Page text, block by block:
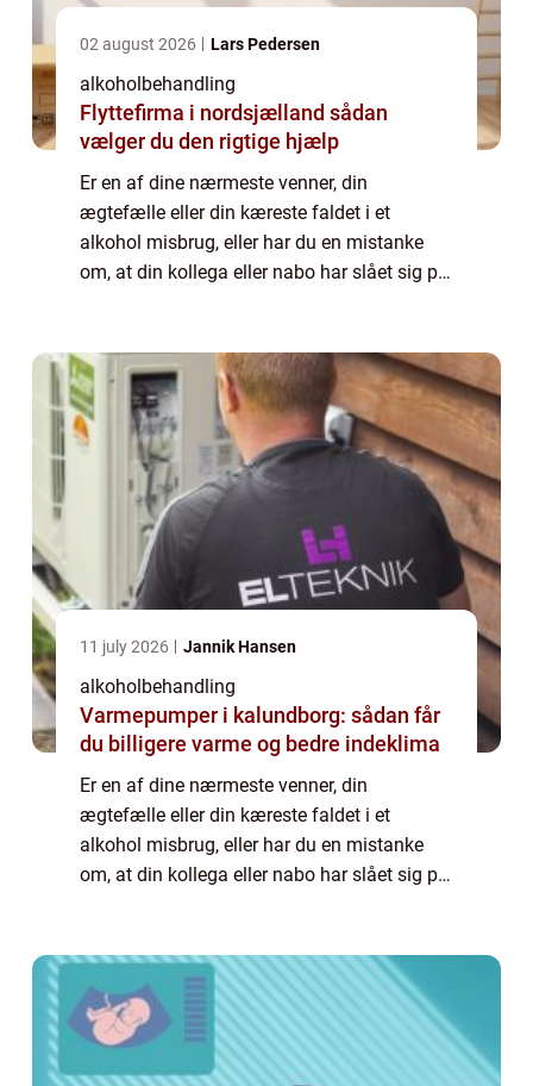
02 august 2026 Lars Pedersen
alkoholbehandling
Flyttefirma i nordsjælland sådan
vælger du den rigtige hjælp
Er en af dine nærmeste venner, din
ægtefælle eller din kæreste faldet i et
alkohol misbrug, eller har du en mistanke
om, at din kollega eller nabo har slået sig på
11 july 2026 Jannik Hansen
alkoholbehandling
Varmepumper i kalundborg: sådan får
du billigere varme og bedre indeklima
Er en af dine nærmeste venner, din
ægtefælle eller din kæreste faldet i et
alkohol misbrug, eller har du en mistanke
om, at din kollega eller nabo har slået sig på